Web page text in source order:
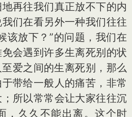
再往我们真正放不下的内
们在看另外一种我们往往
该放下？”的问题，我们在
会遇到许多生离死别的状
爱之间的生离死别，那么
带给一般人的痛苦，非常
所以常常会让大家往往沉
，久久不能出离。这个时